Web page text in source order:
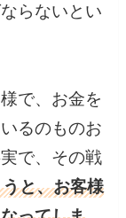
らないとい
で、お金を
るのものお
で、その戦
と、お客様